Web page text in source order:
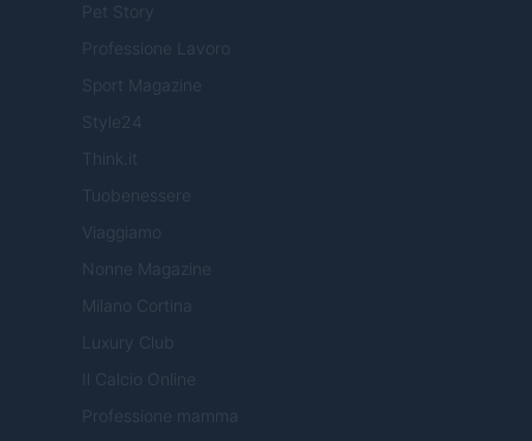
Pet Story
Professione Lavoro
Sport Magazine
Style24
Think.it
Tuobenessere
Viaggiamo
Nonne Magazine
Milano Cortina
Luxury Club
Il Calcio Online
Professione mamma